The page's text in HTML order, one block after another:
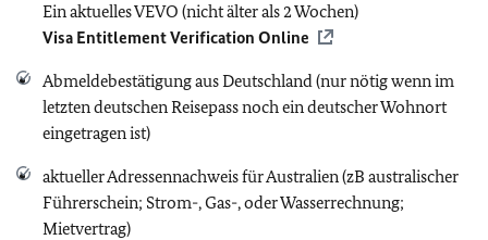
Ein aktuelles VEVO (nicht älter als 2 Wochen)
Visa Entitlement Verification Online
Abmeldebestätigung aus Deutschland (nur nötig wenn im
letzten deutschen Reisepass noch ein deutscher Wohnort
eingetragen ist)
aktueller Adressennachweis für Australien (zB australischer
Führerschein; Strom-, Gas-, oder Wasserrechnung;
Mietvertrag)